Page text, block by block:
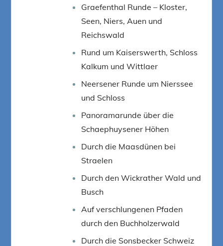
Graefenthal Runde – Kloster,
Seen, Niers, Auen und
Reichswald
Rund um Kaiserswerth, Schloss
Kalkum und Wittlaer
Neersener Runde um Nierssee
und Schloss
Panoramarunde über die
Schaephuysener Höhen
Durch die Maasdünen bei
Straelen
Durch den Wickrather Wald und
Busch
Auf verschlungenen Pfaden
durch den Buchholzerwald
Durch die Sonsbecker Schweiz